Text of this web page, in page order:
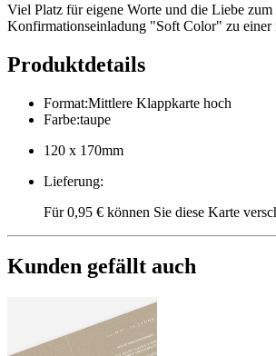
Viel Platz für eigene Worte und die Liebe
Konfirmationseinladung "Soft Color" zu einer
Produktdetails
Format:Mittlere Klappkarte hoch
Farbe:taupe
120 x 170mm
Lieferung:
Für 0,95 € können Sie diese Karte
Kunden gefällt auch